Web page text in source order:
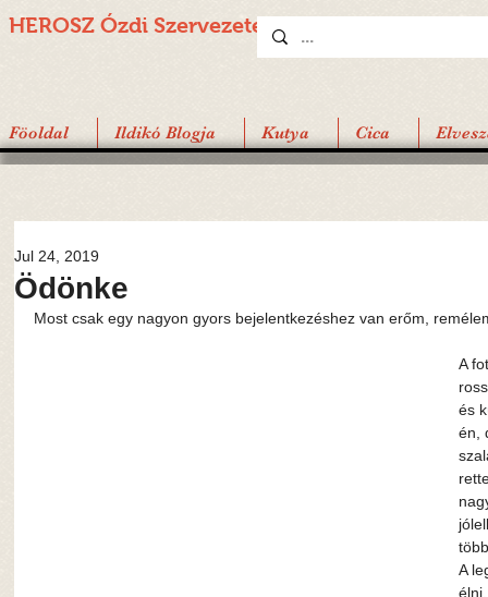
HEROSZ Ózdi Szervezete
Föoldal Ildikó Blogja Kutya Cica
Ödönke
Jul 24, 2019
Most csak egy nagyon gyors bejelentkezéshez van erőm,
A
és
én,
A